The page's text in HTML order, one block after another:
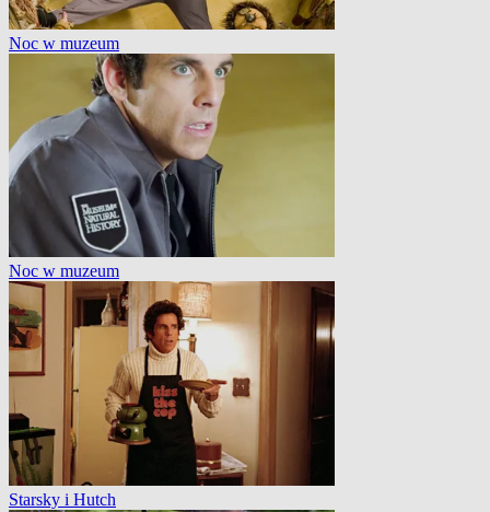
Noc w muzeum
Noc w muzeum
Starsky i Hutch